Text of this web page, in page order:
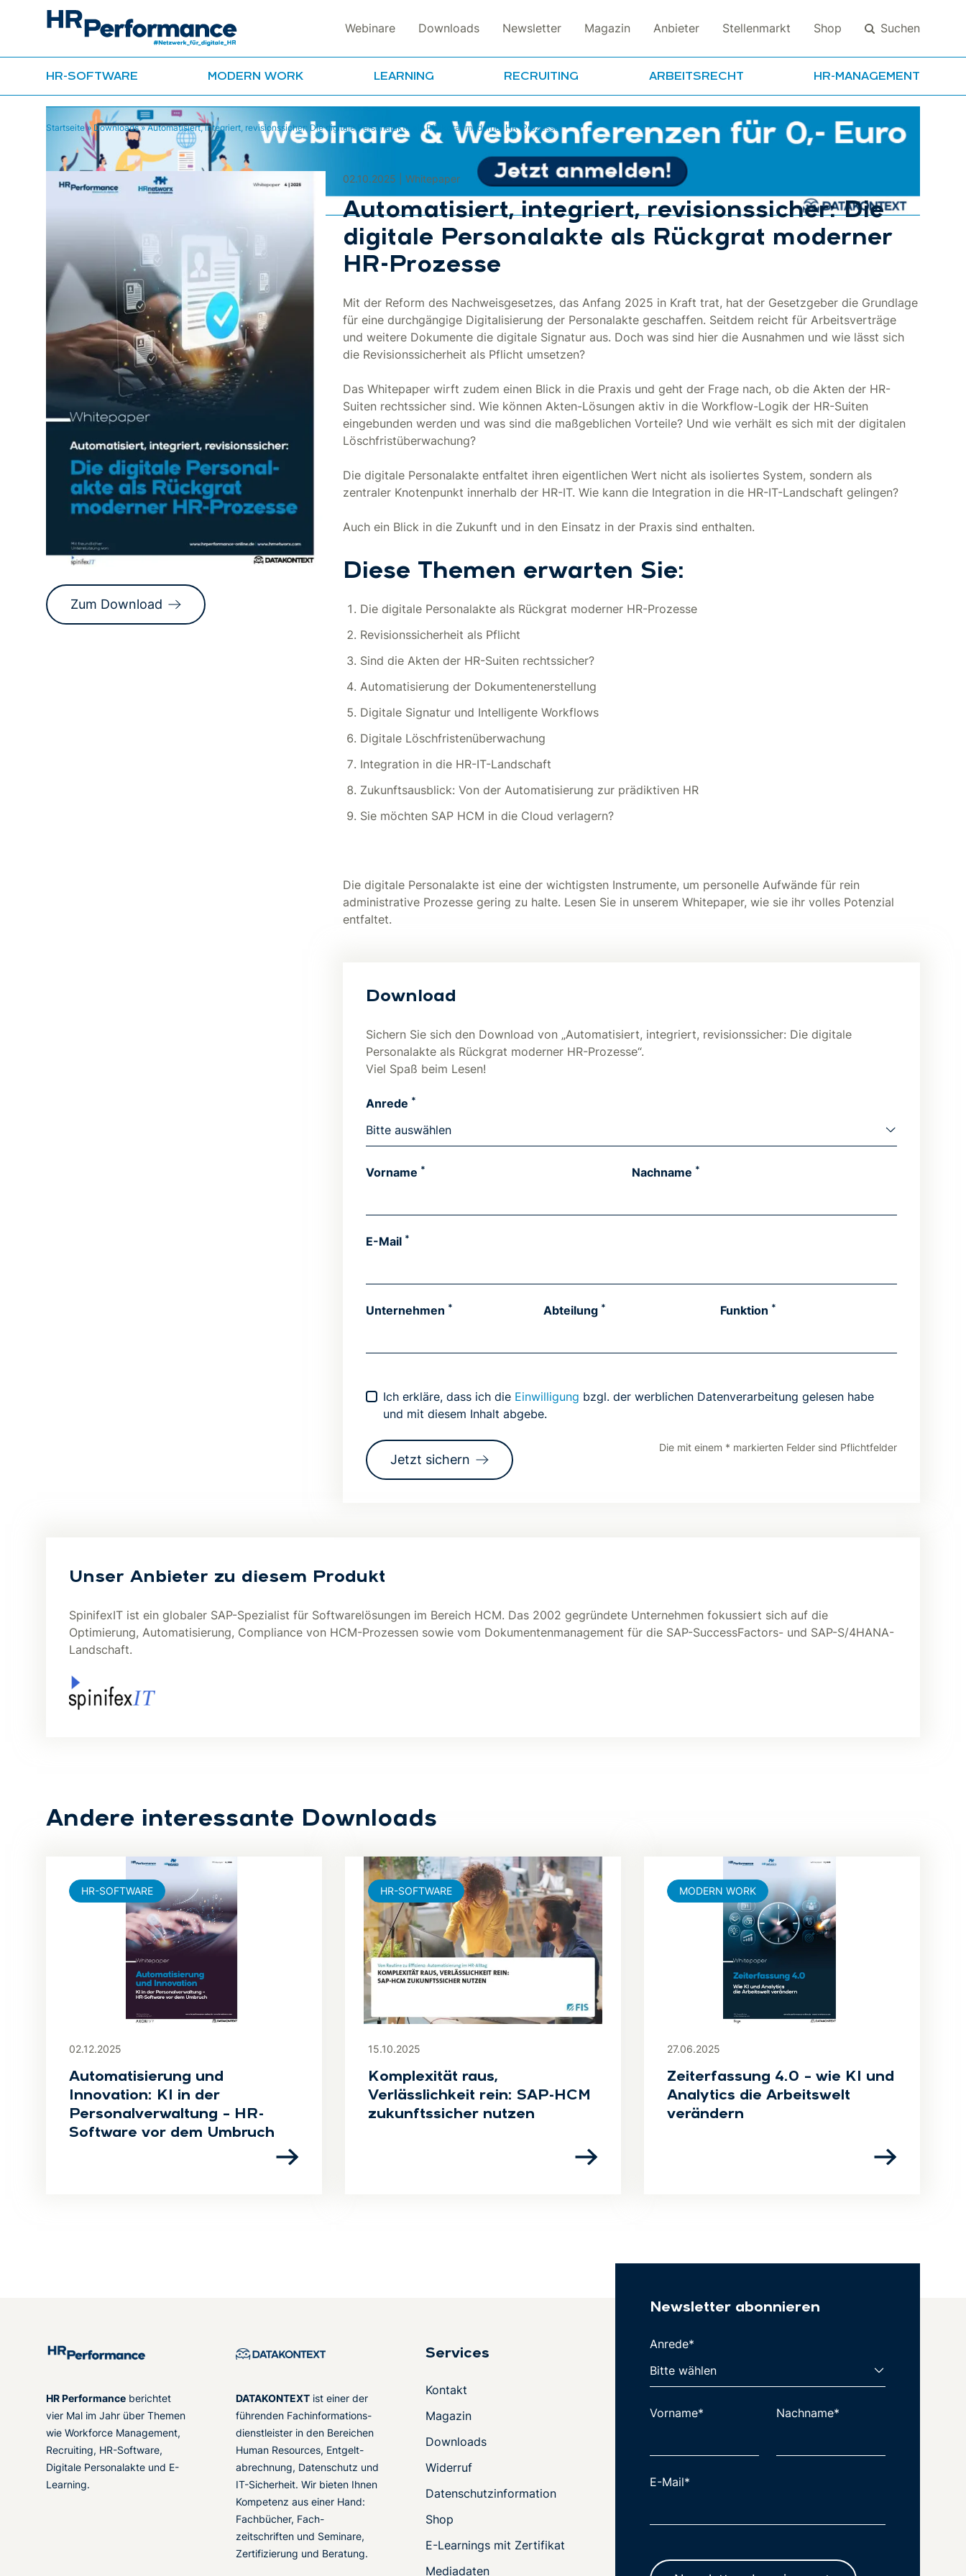
Webinare Downloads Newsletter Magazin Anbieter Stellenmarkt Shop Suchen
HR-SOFTWARE MODERN WORK LEARNING RECRUITING ARBEITSRECHT HR-MANAGEMENT
Suchen
Startseite»Downloads»Automatisiert, integriert, revisionssicher: Die digitale Personalakte als Rückgrat moderner HR-Prozesse
Zum Download
02.10.2025 | Whitepaper
Automatisiert, integriert, revisionssicher: Die
digitale Personalakte als Rückgrat moderner
HR-Prozesse
Mit der Reform des Nachweisgesetzes, das Anfang 2025 in Kraft trat, hat der Gesetzgeber die Grundlage
für eine durchgängige Digitalisierung der Personalakte geschaffen. Seitdem reicht für Arbeitsverträge
und weitere Dokumente die digitale Signatur aus. Doch was sind hier die Ausnahmen und wie lässt sich
die Revisionssicherheit als Pflicht umsetzen?
Das Whitepaper wirft zudem einen Blick in die Praxis und geht der Frage nach, ob die Akten der HR-
Suiten rechtssicher sind. Wie können Akten-Lösungen aktiv in die Workflow-Logik der HR-Suiten
eingebunden werden und was sind die maßgeblichen Vorteile? Und wie verhält es sich mit der digitalen
Löschfristüberwachung?
Die digitale Personalakte entfaltet ihren eigentlichen Wert nicht als isoliertes System, sondern als
zentraler Knotenpunkt innerhalb der HR-IT. Wie kann die Integration in die HR-IT-Landschaft gelingen?
Auch ein Blick in die Zukunft und in den Einsatz in der Praxis sind enthalten.
Diese Themen erwarten Sie:
Die digitale Personalakte als Rückgrat moderner HR-Prozesse
Revisionssicherheit als Pflicht
Sind die Akten der HR-Suiten rechtssicher?
Automatisierung der Dokumentenerstellung
Digitale Signatur und Intelligente Workflows
Digitale Löschfristenüberwachung
Integration in die HR-IT-Landschaft
Zukunftsausblick: Von der Automatisierung zur prädiktiven HR
Sie möchten SAP HCM in die Cloud verlagern?
Die digitale Personalakte ist eine der wichtigsten Instrumente, um personelle Aufwände für rein
administrative Prozesse gering zu halte. Lesen Sie in unserem Whitepaper, wie sie ihr volles Potenzial
entfaltet.
Download
Sichern Sie sich den Download von „Automatisiert, integriert, revisionssicher: Die digitale
Personalakte als Rückgrat moderner HR-Prozesse“.
Viel Spaß beim Lesen!
Anrede *
Vorname * Nachname *
E-Mail *
Unternehmen * Abteilung * Funktion *
Ich erkläre, dass ich die Einwilligung bzgl. der werblichen Datenverarbeitung gelesen habe
und mit diesem Inhalt abgebe.
Die mit einem * markierten Felder sind Pflichtfelder
Jetzt sichern
Unser Anbieter zu diesem Produkt
SpinifexIT ist ein globaler SAP-Spezialist für Softwarelösungen im Bereich HCM. Das 2002 gegründete Unternehmen fokussiert sich auf die
Optimierung, Automatisierung, Compliance von HCM-Prozessen sowie vom Dokumentenmanagement für die SAP-SuccessFactors- und SAP-S/4HANA-
Landschaft.
Andere interessante Downloads
02.12.2025
Automatisierung und
Innovation: KI in der
Personalverwaltung – HR-
Software vor dem Umbruch
HR-SOFTWARE
15.10.2025
Komplexität raus,
Verlässlichkeit rein: SAP-HCM
zukunftssicher nutzen
HR-SOFTWARE
27.06.2025
Zeiterfassung 4.0 – wie KI und
Analytics die Arbeitswelt
verändern
MODERN WORK
HR Performance berichtet
vier Mal im Jahr über Themen
wie Workforce Management,
Recruiting, HR-Software,
Digitale Personalakte und E-
Learning.
DATAKONTEXT ist einer der
führenden Fachinformations-
dienstleister in den Bereichen
Human Resources, Entgelt-
abrechnung, Datenschutz und
IT-Sicherheit. Wir bieten Ihnen
Kompetenz aus einer Hand:
Fachbücher, Fach-
zeitschriften und Seminare,
Zertifizierung und Beratung.
Services
Kontakt
Magazin
Downloads
Widerruf
Datenschutzinformation
Shop
E-Learnings mit Zertifikat
Mediadaten
Newsletter abonnieren
Anrede*
Vorname* Nachname*
E-Mail*